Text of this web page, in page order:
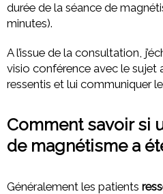
durée de la séance de
minutes).
A l’issue de la consultation,
visio conférence avec le sujet
ressentis et lui communiquer
Comment savoir si
de magnétisme a
Généralement les patients